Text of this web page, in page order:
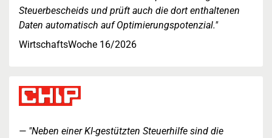
Steuerbescheids und prüft auch die dort enthaltenen
Daten automatisch auf Optimierungspotenzial."
WirtschaftsWoche 16/2026
"Neben einer KI-gestützten Steuerhilfe sind die